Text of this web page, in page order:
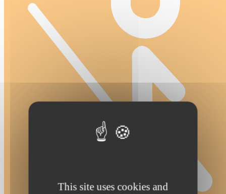
This site uses cookies and